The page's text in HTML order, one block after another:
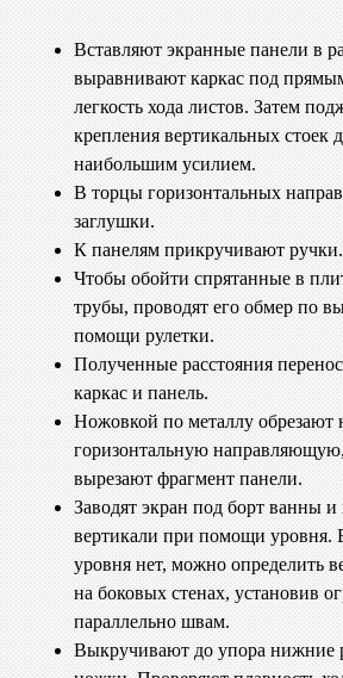
Вставляют экранные панели в
выравнивают каркас под
легкость хода листов. Затем
крепления вертикальных стоек
наибольшим усилием.
В торцы горизонтальных
заглушки.
К панелям прикручивают ручки.
Чтобы обойти спрятанные в
трубы, проводят его обмер по
помощи рулетки.
Полученные расстояния
каркас и панель.
Ножовкой по металлу
горизонтальную
вырезают фрагмент панели.
Заводят экран под борт ванны и
вертикали при помощи уровня.
уровня нет, можно определить
на боковых стенах, установив
параллельно швам.
Выкручивают до упора нижние